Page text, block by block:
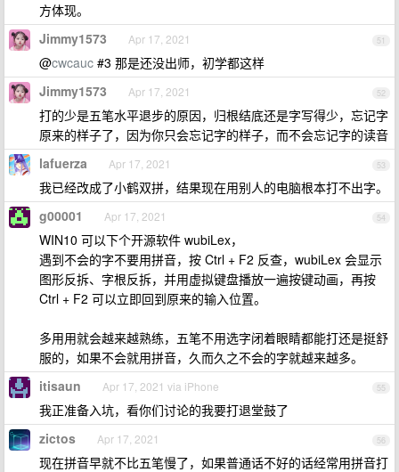
方体现。
51
Jimmy1573 Apr 17, 2021
@cwcauc #3 那是还没出师，初学都这样
52
Jimmy1573 Apr 17, 2021
打的少是五笔水平退步的原因，归根结底还是字写得少，忘记字
原来的样子了，因为你只会忘记字的样子，而不会忘记字的读音
53
lafuerza Apr 17, 2021
我已经改成了小鹤双拼，结果现在用别人的电脑根本打不出字。
54
g00001 Apr 17, 2021
WIN10 可以下个开源软件 wubiLex，
遇到不会的字不要用拼音，按 Ctrl + F2 反查，wubiLex 会显示
图形反拆、字根反拆，并用虚拟键盘播放一遍按键动画，再按
Ctrl + F2 可以立即回到原来的输入位置。
多用用就会越来越熟练，五笔不用选字闭着眼睛都能打还是挺舒
服的，如果不会就用拼音，久而久之不会的字就越来越多。
55
itisaun Apr 17, 2021 via iPhone
我正准备入坑，看你们讨论的我要打退堂鼓了
56
zictos Apr 17, 2021
现在拼音早就不比五笔慢了，如果普通话不好的话经常用拼音打